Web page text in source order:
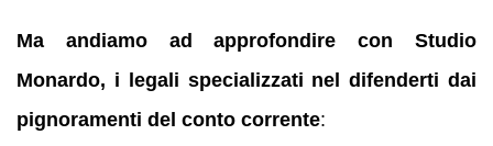
Ma andiamo ad approfondire con Studio
Monardo, i legali specializzati nel difenderti dai
pignoramenti del conto corrente: